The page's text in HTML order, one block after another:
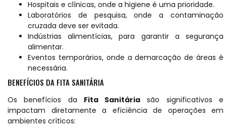
Hospitais e clínicas, onde a higiene é uma prioridade.
Laboratórios de pesquisa, onde a contaminação
cruzada deve ser evitada.
Indústrias alimentícias, para garantir a segurança
alimentar.
Eventos temporários, onde a demarcação de áreas é
necessária.
BENEFÍCIOS DA FITA SANITÁRIA
Os benefícios da Fita Sanitária são significativos e
impactam diretamente a eficiência de operações em
ambientes críticos: